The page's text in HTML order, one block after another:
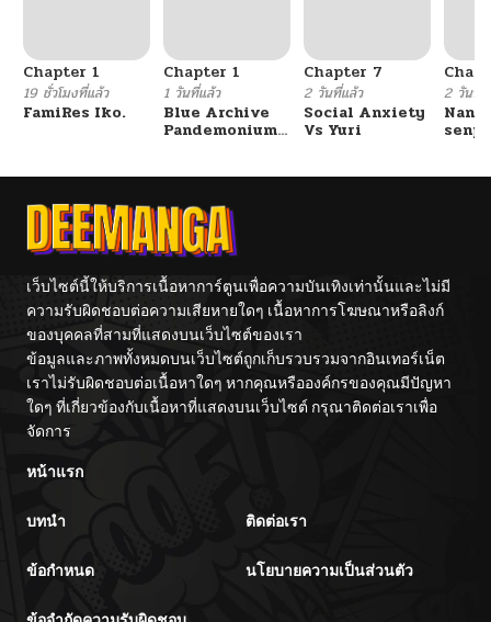
Chapter 1
19 ชั่วโมงที่แล้ว
FamiRes Iko.
Chapter 1
1 วันที่แล้ว
Blue Archive
Pandemonium
Chapter 7
2 วันที่แล้ว
Social Anxiety
Vs Yuri
2 วันที่แ
เว็บไซต์นี้ให้บริการเนื้อหาการ์ตูนเพื่อความบันเทิงเท่านั้นและไม่มี
ความรับผิดชอบต่อความเสียหายใดๆ เนื้อหาการโฆษณาหรือลิงก์
ของบุคคลที่สามที่แสดงบนเว็บไซต์ของเรา
ข้อมูลและภาพทั้งหมดบนเว็บไซต์ถูกเก็บรวบรวมจากอินเทอร์เน็ต
เราไม่รับผิดชอบต่อเนื้อหาใดๆ หากคุณหรือองค์กรของคุณมีปัญหา
ใดๆ ที่เกี่ยวข้องกับเนื้อหาที่แสดงบนเว็บไซต์ กรุณาติดต่อเราเพื่อ
จัดการ
หน้าแรก
บทนำ ติดต่อเรา
ข้อกำหนด นโยบายความเป็นส่วนตัว